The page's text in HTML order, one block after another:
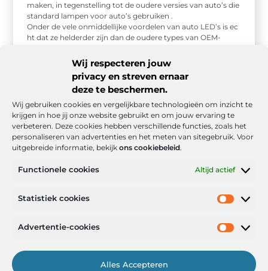
Wij respecteren jouw
privacy en streven ernaar
deze te beschermen.
Wij gebruiken cookies en vergelijkbare technologieën om inzicht te
krijgen in hoe jij onze website gebruikt en om jouw ervaring te
verbeteren. Deze cookies hebben verschillende functies, zoals het
personaliseren van advertenties en het meten van sitegebruik. Voor
uitgebreide informatie, bekijk ons cookiebeleid.
Functionele cookies Altijd actief
Statistiek cookies
Advertentie-cookies
Alles Accepteren
maken, in tegenstelling tot de oudere versies van auto’s die
standard lampen voor auto’s gebruiken .
Onder de vele onmiddellijke voordelen van auto LED’s is ec
ht dat ze helderder zijn dan de oudere types van OEM-
als verlichting maakt hun verbazingwekkende licht de best
e beveiliging wanneer u in het bijzonder ‘s nachts Naast dit
Onze informatie